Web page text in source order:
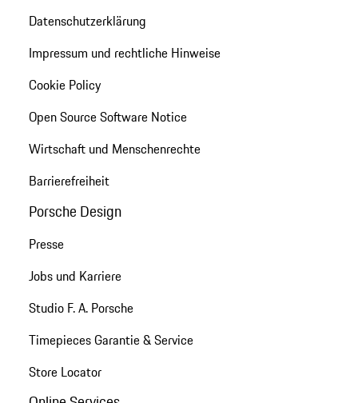
Datenschutzerklärung
Impressum und rechtliche Hinweise
Cookie Policy
Open Source Software Notice
Wirtschaft und Menschenrechte
Barrierefreiheit
Porsche Design
Presse
Jobs und Karriere
Studio F. A. Porsche
Timepieces Garantie & Service
Store Locator